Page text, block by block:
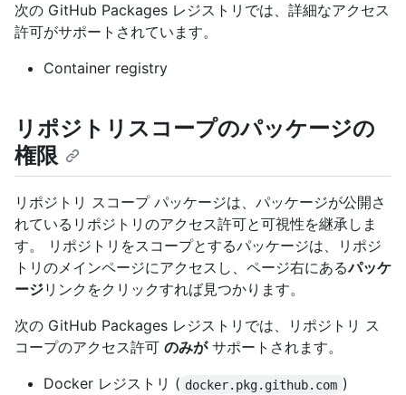
次の GitHub Packages レジストリでは、詳細なアクセス
許可がサポートされています。
Container registry
リポジトリスコープのパッケージの
権限
リポジトリ スコープ パッケージは、パッケージが公開さ
れているリポジトリのアクセス許可と可視性を継承しま
す。 リポジトリをスコープとするパッケージは、リポジ
トリのメインページにアクセスし、ページ右にあるパッケ
ージリンクをクリックすれば見つかります。
次の GitHub Packages レジストリでは、リポジトリ ス
コープのアクセス許可 のみがサポートされます。
Docker レジストリ ( docker.pkg.github.com )